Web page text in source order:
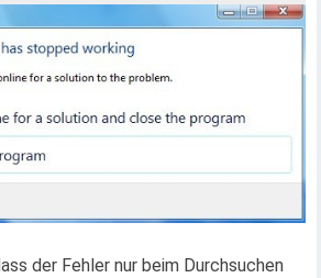
der Fehler nur beim Durchsuchen